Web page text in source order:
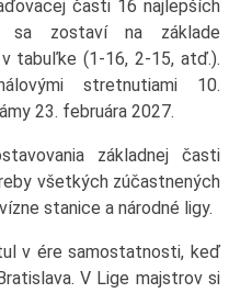
časti 16 najlepších
sa zostaví na základe
tabuľke (1-16, 2-15, atď.).
stretnutiami 10.
23. februára 2027.
základnej časti
všetkých zúčastnených
stanice a národné ligy.
v ére samostatnosti, keď
V Lige majstrov si